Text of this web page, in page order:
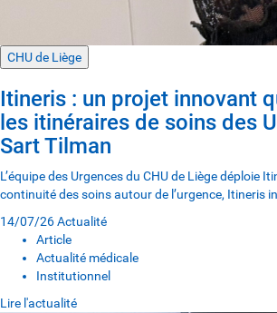
CHU de Liège
Itineris : un projet innovant
les itinéraires de soins des
Sart Tilman
L’équipe des Urgences du CHU de Liège déploie
continuité des soins autour de l’urgence, Itineris
14/07/26Actualité
Article
Actualité médicale
Institutionnel
Lire l'actualité